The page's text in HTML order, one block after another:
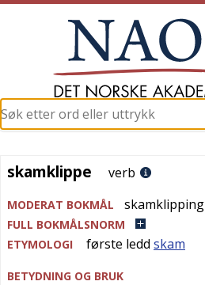
skamklippe
skamklippe verb
MODERAT BOKMÅL skamklipping
FULL BOKMÅLSNORM
ETYMOLOGI
første ledd skam
BETYDNING OG BRUK